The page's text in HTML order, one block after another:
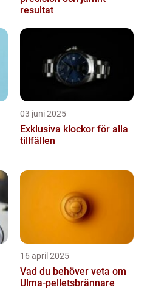
resultat
03 juni 2025
Exklusiva klockor för alla
tillfällen
16 april 2025
Vad du behöver veta om
Ulma-pelletsbrännare